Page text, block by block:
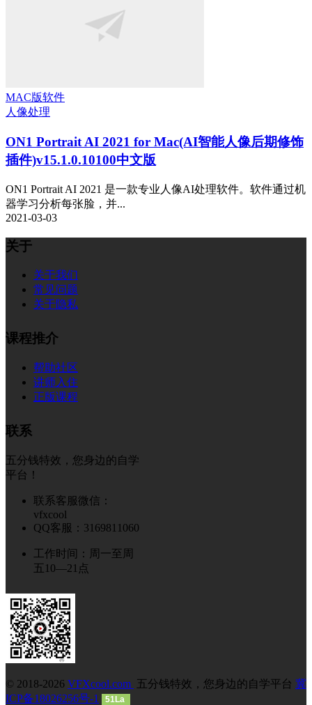
MAC版软件
人像处理
ON1 Portrait AI 2021 for Mac(AI智能人像后期修饰
插件)v15.1.0.10100中文版
ON1 Portrait AI 2021 是一款专业人像AI处理软件。软件通过机
器学习分析每张脸，并...
2021-03-03
关于
关于我们
常见问题
关于隐私
课程推介
帮助社区
讲师入住
正版课程
联系
五分钱特效，您身边的自学
平台！
联系客服微信：
vfxcool
QQ客服：3169811060
工作时间：周一至周
五10—21点
© 2018-2026 VFXcool.com 五分钱特效，您身边的自学平台 冀
ICP备18026256号-1
51La